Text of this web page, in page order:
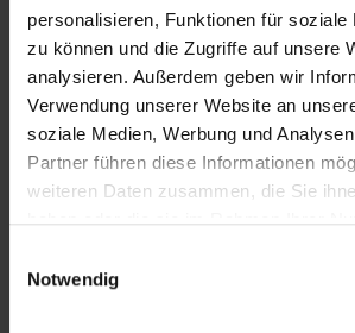
personalisieren, Funktionen für soziale
zu können und die Zugriffe auf unsere
analysieren. Außerdem geben wir
Verwendung unserer Website an
soziale Medien, Werbung und
Partner führen diese Informationen
weiteren Daten zusammen, die Sie
haben oder die sie im Rahmen Ihrer
Notwendig
Mit dem Livestream möchten wir
faszinierende Naturaufnahmen
sondern auch auf die Bedeutung
Fledermausschutzes aufmerksam
Wochenstube in Rodenbach ist Teil
Gebiets 6023-302, das dem
Schutz gefährdeter Lebensräume